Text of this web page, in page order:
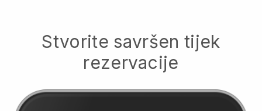
Stvorite savršen tijek
rezervacije